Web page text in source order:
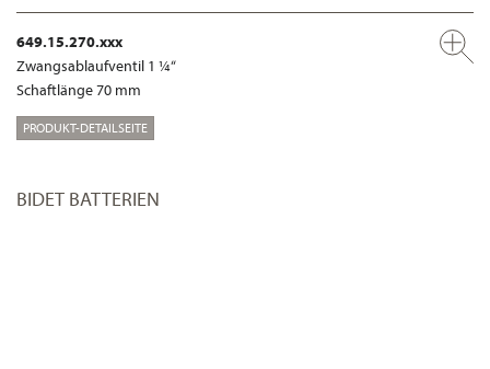
649.15.270.xxx
Zwangsablaufventil 1 ¼“
Schaftlänge 70 mm
PRODUKT-DETAILSEITE
BIDET BATTERIEN